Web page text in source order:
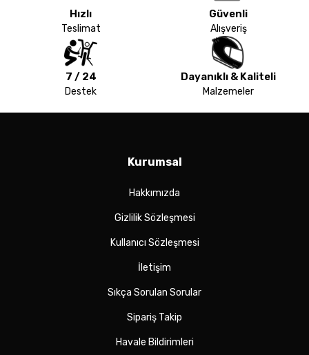
Hızlı
Teslimat
Güvenli
Alışveriş
7 / 24
Destek
Dayanıklı & Kaliteli
Malzemeler
Kurumsal
Hakkımızda
Gizlilik Sözleşmesi
Kullanıcı Sözleşmesi
İletişim
Sıkça Sorulan Sorular
Sipariş Takip
Havale Bildirimleri